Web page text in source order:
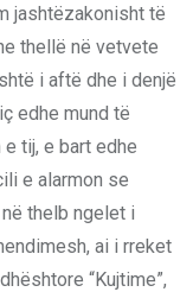
jashtëzakonisht të
thellë në vetvete
i aftë dhe i denjë
edhe mund të
tij, e bart edhe
e alarmon se
thelb ngelet i
ai i rreket
“Kujtime”,